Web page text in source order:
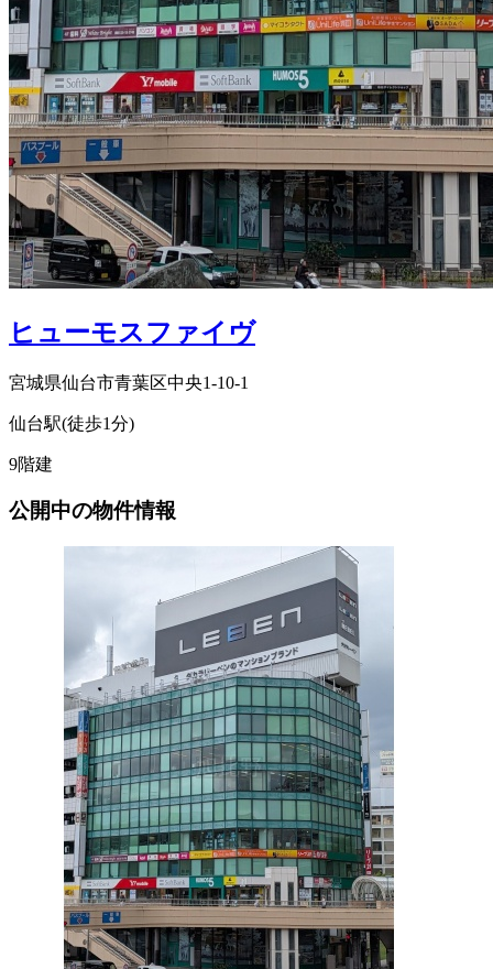
ヒューモスファイヴ
宮城県仙台市青葉区中央1-10-1
仙台駅(徒歩1分)
9階建
公開中の物件情報